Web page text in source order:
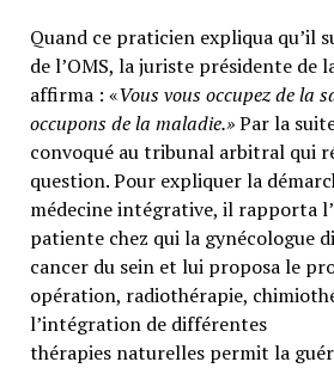
Quand ce praticien expliqua qu’il
de l’OMS, la juriste présidente de
affirma : «Vous vous occupez de la
occupons de la maladie.»Par la
convoqué au tribunal arbitral qui
question. Pour expliquer la
médecine intégrative, il rapporta
patiente chez qui la gynécologue
cancer du sein et lui proposa le
opération, radiothérapie,
l’intégration de différentes
thérapies naturelles permit la